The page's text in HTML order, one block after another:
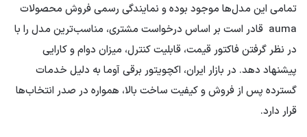
تمامی این مدل‌ها موجود بوده و نمایندگی رسمی فروش محصولات
auma قادر است بر اساس درخواست مشتری، مناسب‌ترین مدل را با
در نظر گرفتن فاکتور قیمت، قابلیت کنترل، میزان دوام و کارایی
پیشنهاد دهد. در بازار ایران، اکچویتور برقی آوما به دلیل خدمات
گسترده پس از فروش و کیفیت ساخت بالا، همواره در صدر انتخاب‌ها
قرار دارد.